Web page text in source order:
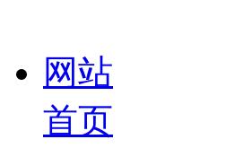
网站
首页